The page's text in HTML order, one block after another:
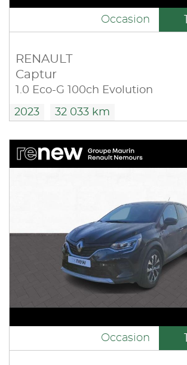
Occasion
RENAULT
Captur
1.0 Eco-G 100ch Evolution
2023 32 033 km
Occasion